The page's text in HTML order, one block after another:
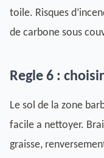
toile. Risques
de carbone sous
Regle 6 :
Le sol de la zone
facile a nettoyer.
graisse,